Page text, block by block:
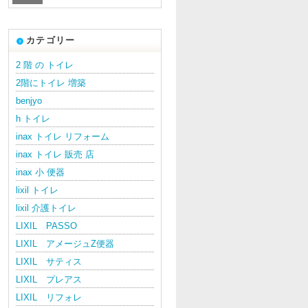
カテゴリー
2 階 の トイレ
2階にトイレ 増築
benjyo
h トイレ
inax トイレ リフォーム
inax トイレ 販売 店
inax 小 便器
lixil トイレ
lixil 介護トイレ
LIXIL PASSO
LIXIL アメージュZ便器
LIXIL サティス
LIXIL プレアス
LIXIL リフォレ